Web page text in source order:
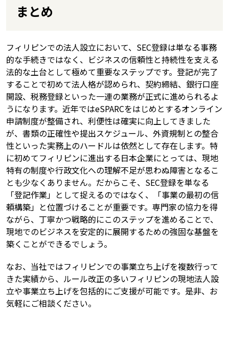
まとめ
フィリピンでの法人設立において、SEC登録は単なる事務
的な手続きではなく、ビジネスの信頼性と持続性を支える
法的な土台として極めて重要なステップです。登記が完了
することで初めて法人格が認められ、契約締結、銀行口座
開設、税務登録といった一連の業務が正式に進められるよ
うになります。近年ではeSPARCをはじめとするオンライン
申請制度が整備され、利便性は確実に向上してきました
が、書類の正確性や提出スケジュール、外資規制との整合
性といった実務上のハードルは依然として存在します。特
に初めてフィリピンに進出する日本企業にとっては、現地
特有の制度や行政文化への理解不足が思わぬ障害となるこ
とも少なくありません。だからこそ、SEC登録を単なる
「登記作業」として捉えるのではなく、「事業の最初の信
頼構築」と位置づけることが重要です。専門家の協力を得
ながら、丁寧かつ戦略的にこのステップを進めることで、
現地でのビジネスを安定的に展開するための強固な基盤を
築くことができるでしょう。
なお、当社ではフィリピンでの事業立ち上げを複数行って
きた実績から、ルール改正の多いフィリピンの現地法人設
立や事業立ち上げを包括的にご支援が可能です。是非、お
気軽にご相談ください。